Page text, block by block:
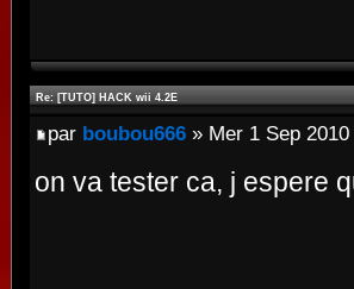
Re: [TUTO] HACK wii 4.2E
par boubou666 » Mer 1 Sep
on va tester ca, j espere